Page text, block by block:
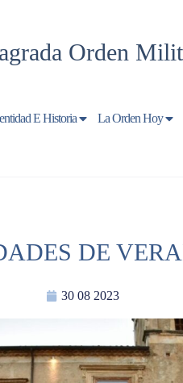
Orden
E Historia La Orden Hoy
DE
30 08 2023